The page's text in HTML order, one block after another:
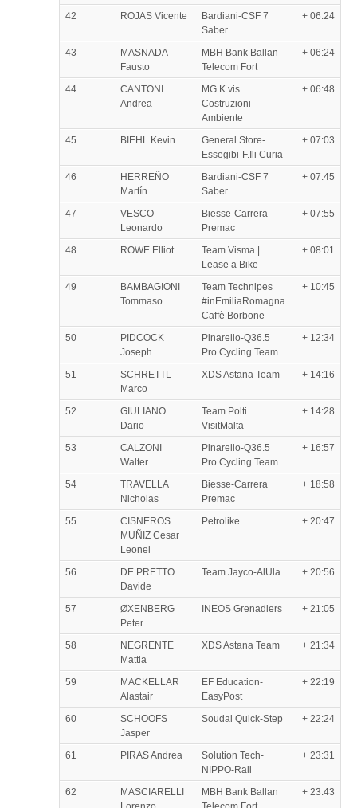
42 ROJAS Vicente
Bardiani-CSF 7
Saber
+ 06:24
43
MASNADA
Fausto
MBH Bank Ballan
Telecom Fort
+ 06:24
44
CANTONI
Andrea
MG.K vis
Costruzioni
Ambiente
+ 06:48
45 BIEHL Kevin
General Store-
Essegibi-F.Ili Curia
+ 07:03
46
HERREÑO
Martín
Bardiani-CSF 7
Saber
+ 07:45
47
VESCO
Leonardo
Biesse-Carrera
Premac
+ 07:55
48 ROWE Elliot
Team Visma |
Lease a Bike
+ 08:01
49
BAMBAGIONI
Tommaso
Team Technipes
#inEmiliaRomagna
Caffè Borbone
+ 10:45
50
PIDCOCK
Joseph
Pinarello-Q36.5
Pro Cycling Team
+ 12:34
51
SCHRETTL
Marco
XDS Astana Team + 14:16
52
GIULIANO
Dario
Team Polti
VisitMalta
+ 14:28
53
CALZONI
Walter
Pinarello-Q36.5
Pro Cycling Team
+ 16:57
54
TRAVELLA
Nicholas
Biesse-Carrera
Premac
+ 18:58
55
CISNEROS
MUÑIZ Cesar
Leonel
Petrolike + 20:47
56
DE PRETTO
Davide
Team Jayco-AlUla + 20:56
57
ØXENBERG
Peter
INEOS Grenadiers + 21:05
58
NEGRENTE
Mattia
XDS Astana Team + 21:34
59
MACKELLAR
Alastair
EF Education-
EasyPost
+ 22:19
60
SCHOOFS
Jasper
Soudal Quick-Step + 22:24
61 PIRAS Andrea
Solution Tech-
NIPPO-Rali
+ 23:31
62
MASCIARELLI
MBH Bank Ballan
+ 23:43